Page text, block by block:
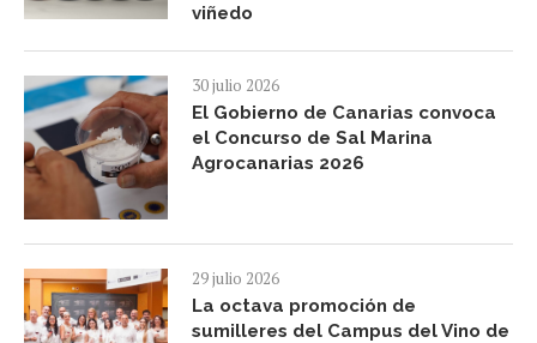
viñedo
30 julio 2026
El Gobierno de Canarias convoca
el Concurso de Sal Marina
Agrocanarias 2026
29 julio 2026
La octava promoción de
sumilleres del Campus del Vino de